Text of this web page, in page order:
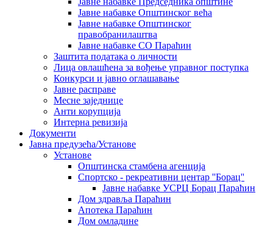
Јавне набавке Општинског већа
Јавне набавке Општинског
правобранилаштва
Јавне набавке СО Параћин
Заштита података о личности
Лица овлашћена за вођење управног поступка
Конкурси и јавно оглашавање
Јавне расправе
Месне заједнице
Анти корупција
Интерна ревизија
Документи
Јавна предузећа/Установе
Установе
Општинскa стамбенa агенцијa
Спортско - рекреативни центар ''Борац''
Јавне набавке УСРЦ Борац Параћин
Дом здравља Параћин
Апотека Параћин
Дом омладине